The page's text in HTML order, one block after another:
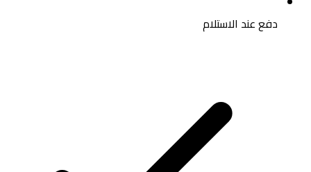
دفع عند الاستلام